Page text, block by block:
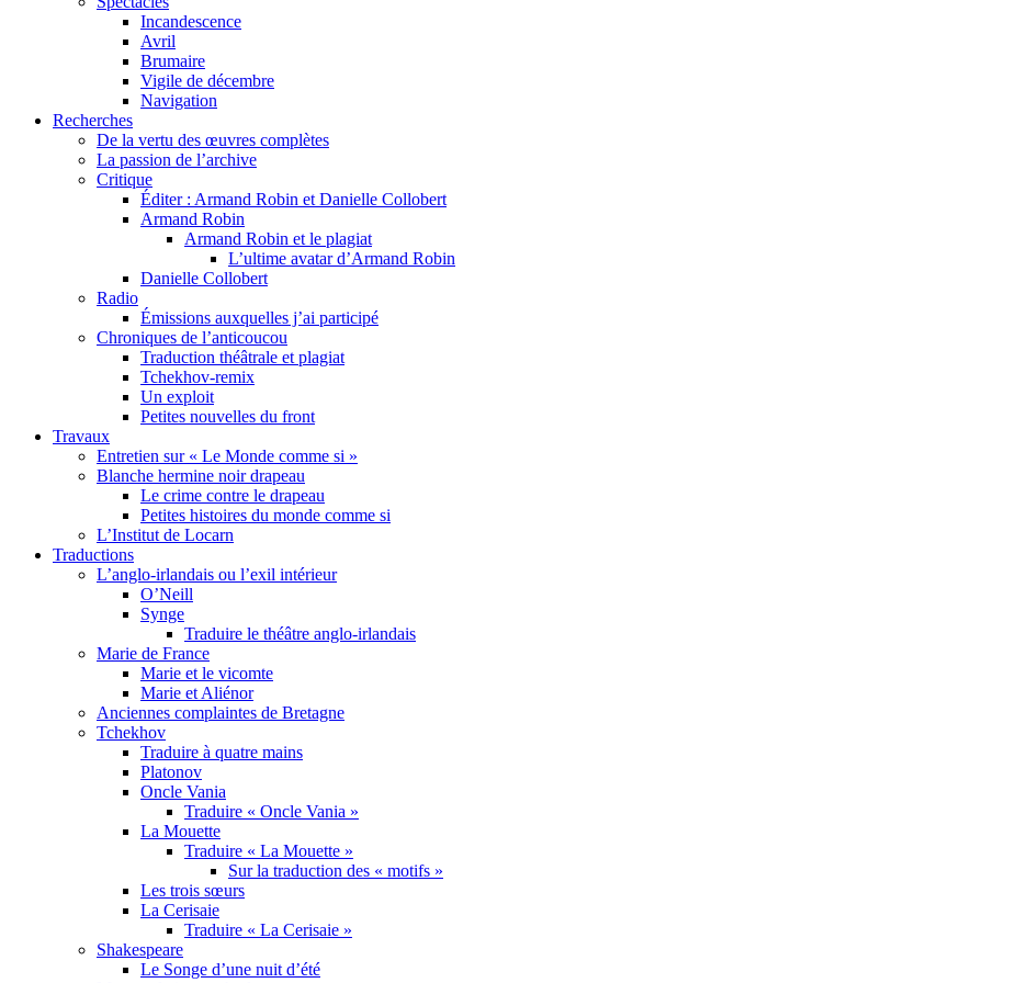
Incandescence
Avril
Brumaire
Vigile de décembre
Navigation
Recherches
De la vertu des œuvres complètes
La passion de l’archive
Critique
Éditer : Armand Robin et Danielle Collobert
Armand Robin
Armand Robin et le plagiat
L’ultime avatar d’Armand Robin
Danielle Collobert
Radio
Émissions auxquelles j’ai participé
Chroniques de l’anticoucou
Traduction théâtrale et plagiat
Tchekhov-remix
Un exploit
Petites nouvelles du front
Travaux
Entretien sur « Le Monde comme si »
Blanche hermine noir drapeau
Le crime contre le drapeau
Petites histoires du monde comme si
L’Institut de Locarn
Traductions
L’anglo-irlandais ou l’exil intérieur
O’Neill
Synge
Traduire le théâtre anglo-irlandais
Marie de France
Marie et le vicomte
Marie et Aliénor
Anciennes complaintes de Bretagne
Tchekhov
Traduire à quatre mains
Platonov
Oncle Vania
Traduire « Oncle Vania »
La Mouette
Traduire « La Mouette »
Sur la traduction des « motifs »
Les trois sœurs
La Cerisaie
Traduire « La Cerisaie »
Shakespeare
Le Songe d’une nuit d’été